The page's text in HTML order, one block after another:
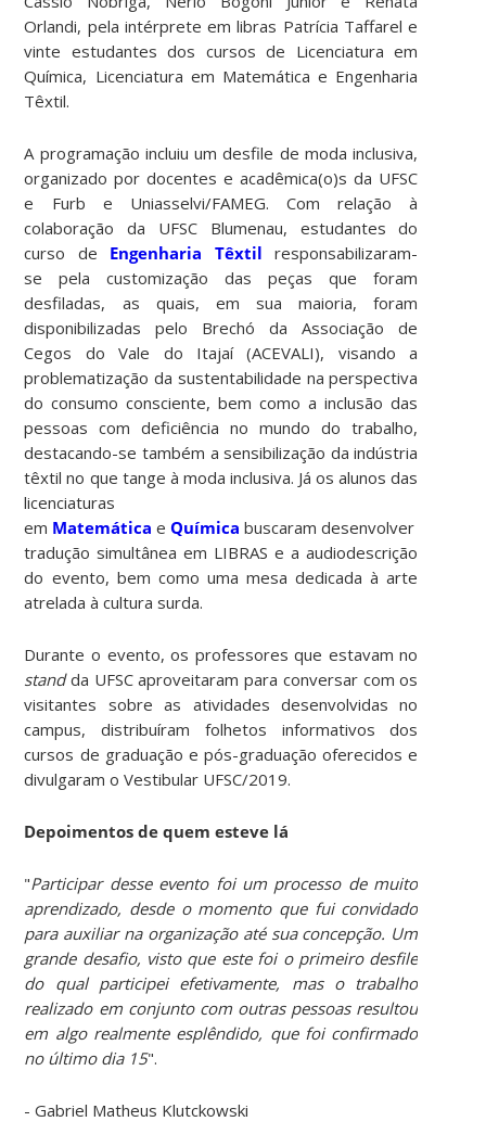
Orlandi, pela intérprete em libras Patrícia Taffarel e
vinte estudantes dos cursos de Licenciatura em
Química, Licenciatura em Matemática e Engenharia
Têxtil.
A programação incluiu um desfile de moda inclusiva,
organizado por docentes e acadêmica(o)s da UFSC
e Furb e Uniasselvi/FAMEG. Com relação à
colaboração da UFSC Blumenau, estudantes do
curso de Engenharia Têxtil responsabilizaram-
se pela customização das peças que foram
desfiladas, as quais, em sua maioria, foram
disponibilizadas pelo Brechó da Associação de
Cegos do Vale do Itajaí (ACEVALI), visando a
problematização da sustentabilidade na perspectiva
do consumo consciente, bem como a inclusão das
pessoas com deficiência no mundo do trabalho,
destacando-se também a sensibilização da indústria
têxtil no que tange à moda inclusiva. Já os alunos das
licenciaturas
em Matemática eQuímica buscaram desenvolver a
tradução simultânea em LIBRAS e a audiodescrição
do evento, bem como uma mesa dedicada à arte
atrelada à cultura surda.
Durante o evento, os professores que estavam no
standda UFSC aproveitaram para conversar com os
visitantes sobre as atividades desenvolvidas no
campus, distribuíram folhetos informativos dos
cursos de graduação e pós-graduação oferecidos e
divulgaram o Vestibular UFSC/2019.
Depoimentos de quem esteve lá
"Participar desse evento foi um processo de muito
aprendizado, desde o momento que fui convidado
para auxiliar na organização até sua concepção. Um
grande desafio, visto que este foi o primeiro desfile
do qual participei efetivamente, mas o trabalho
realizado em conjunto com outras pessoas resultou
em algo realmente esplêndido, que foi confirmado
no último dia 15".
- Gabriel Matheus Klutckowski